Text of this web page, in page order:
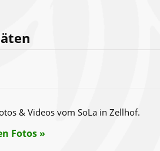
& Videos vom SoLa in Zellhof.
Fotos »